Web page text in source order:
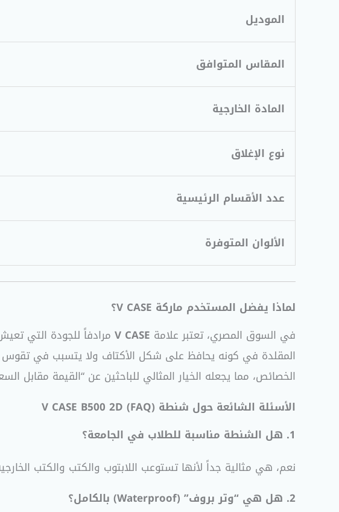
الموديل
المقاس المتوافق
المادة الخارجية
نوع الإغلاق
عدد الأقسام الرئيسية
الألوان المتوفرة
لماذا يفضل المستخدم ماركة V CASE؟
في السوق المصري، تعتبر علامة V CASE مرادفاً للجودة التي
المقلدة في كونه يحافظ على شكل الأكتاف ولا يتسبب في
الخصائص، مما يجعله الخيار المثالي للباحثين عن “القيمة مقابل
الأسئلة الشائعة حول شنطة V CASE B500 2D (FAQ)
1. هل الشنطة مناسبة للطلاب في الجامعة؟
نعم، هي مثالية جداً لأنها تستوعب اللابتوب والكتب والكتب
2. هل هي “وتر بروف” (Waterproof) بالكامل؟